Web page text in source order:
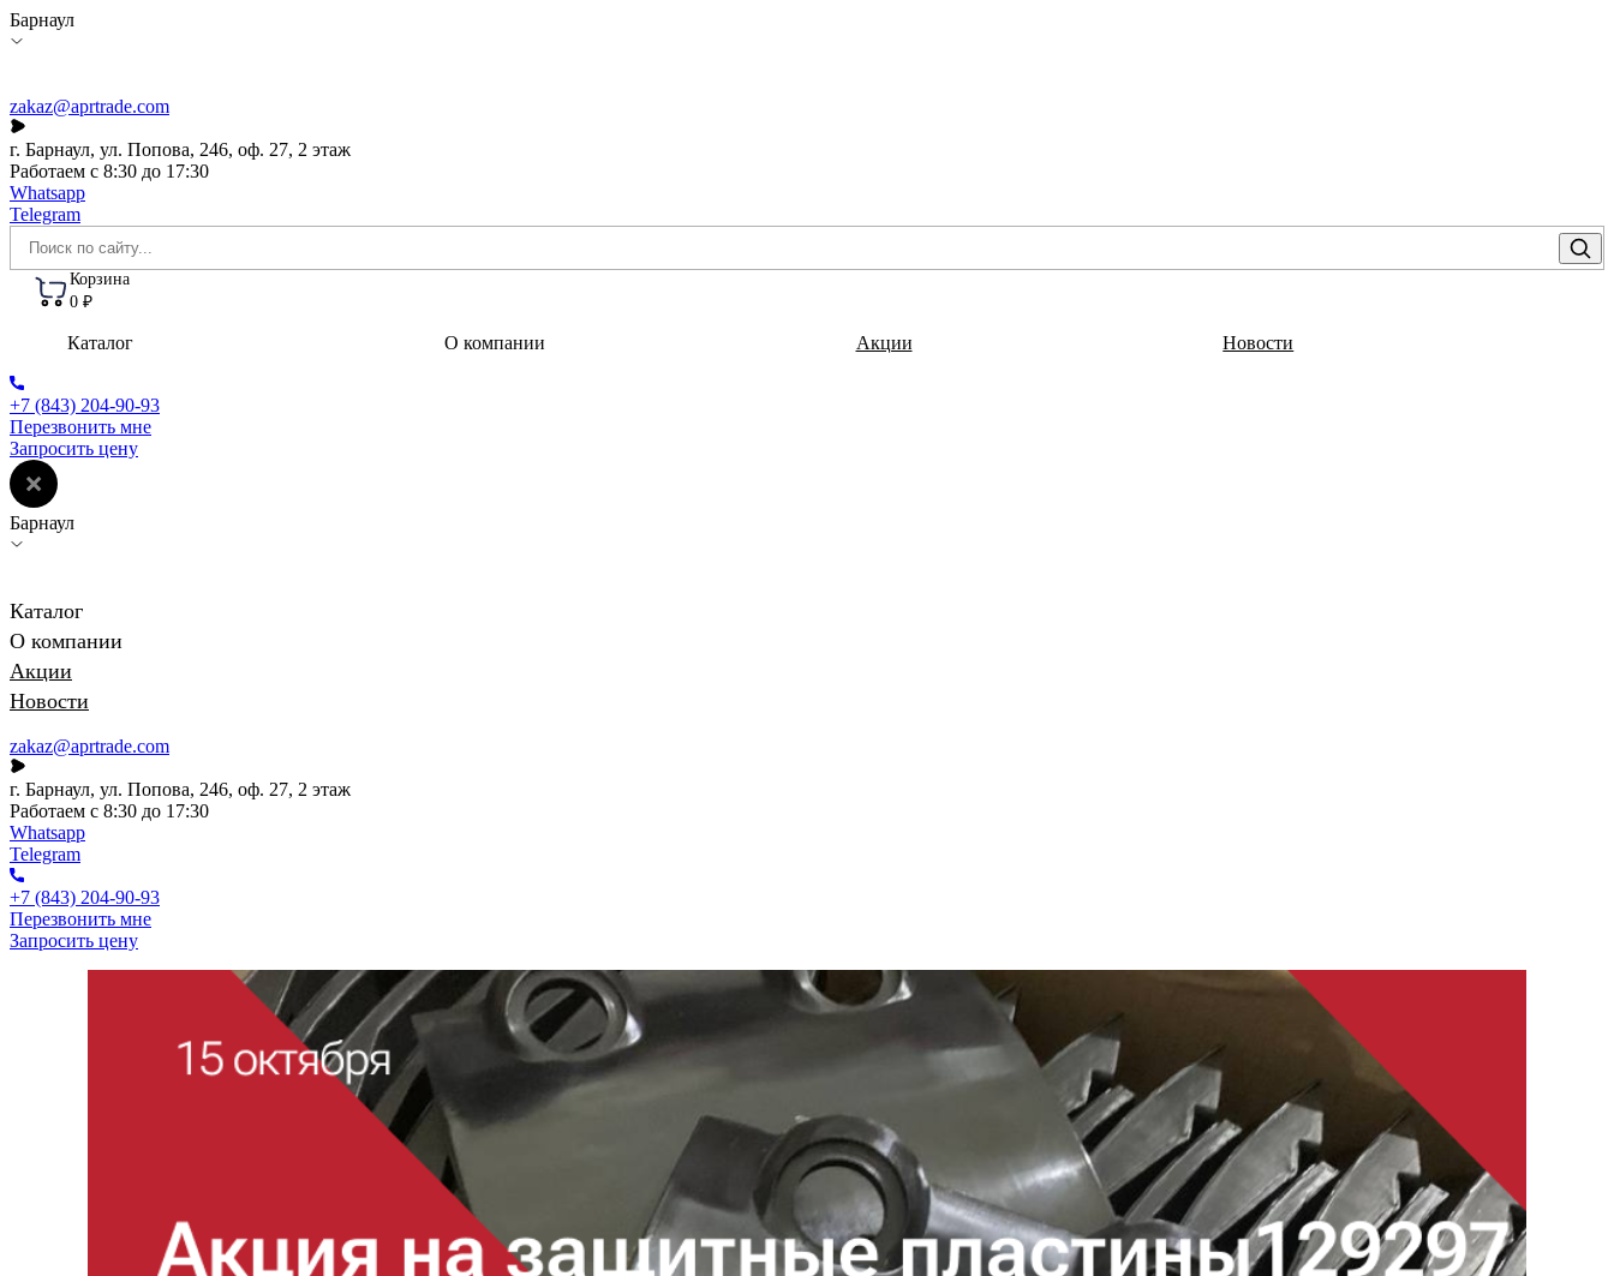
Барнаул
zakaz@aprtrade.com
г. Барнаул, ул. Попова, 246, оф. 27, 2 этаж
Работаем с 8:30 до 17:30
Whatsapp
Telegram
Корзина
0 ₽
Каталог О компании Акции Новости
+7 (843) 204-90-93
Перезвонить мне
Запросить цену
Барнаул
Каталог
О компании
Акции
Новости
zakaz@aprtrade.com
г. Барнаул, ул. Попова, 246, оф. 27, 2 этаж
Работаем с 8:30 до 17:30
Whatsapp
Telegram
+7 (843) 204-90-93
Перезвонить мне
Запросить цену